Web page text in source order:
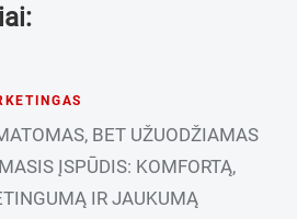
BET UŽUODŽIAMAS
ĮSPŪDIS: KOMFORTĄ,
IR JAUKUMĄ